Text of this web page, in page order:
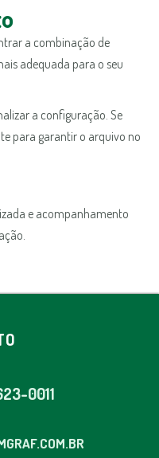
a combinação de
adequada para o seu
a configuração. Se
para garantir o arquivo no
e acompanhamento
0011